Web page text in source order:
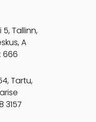
Tallinn,
A
666
Tartu,
3157